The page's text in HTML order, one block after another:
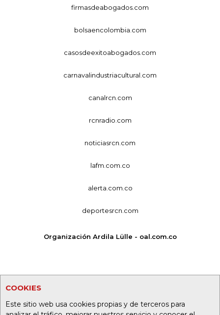
COOKIES
Este sitio web usa cookies propias y de terceros para
firmasdeabogados.com
bolsaencolombia.com
casosdeexitoabogados.com
carnavalindustriacultural.com
canalrcn.com
rcnradio.com
noticiasrcn.com
lafm.com.co
alerta.com.co
deportesrcn.com
Organización Ardila Lülle - oal.com.co